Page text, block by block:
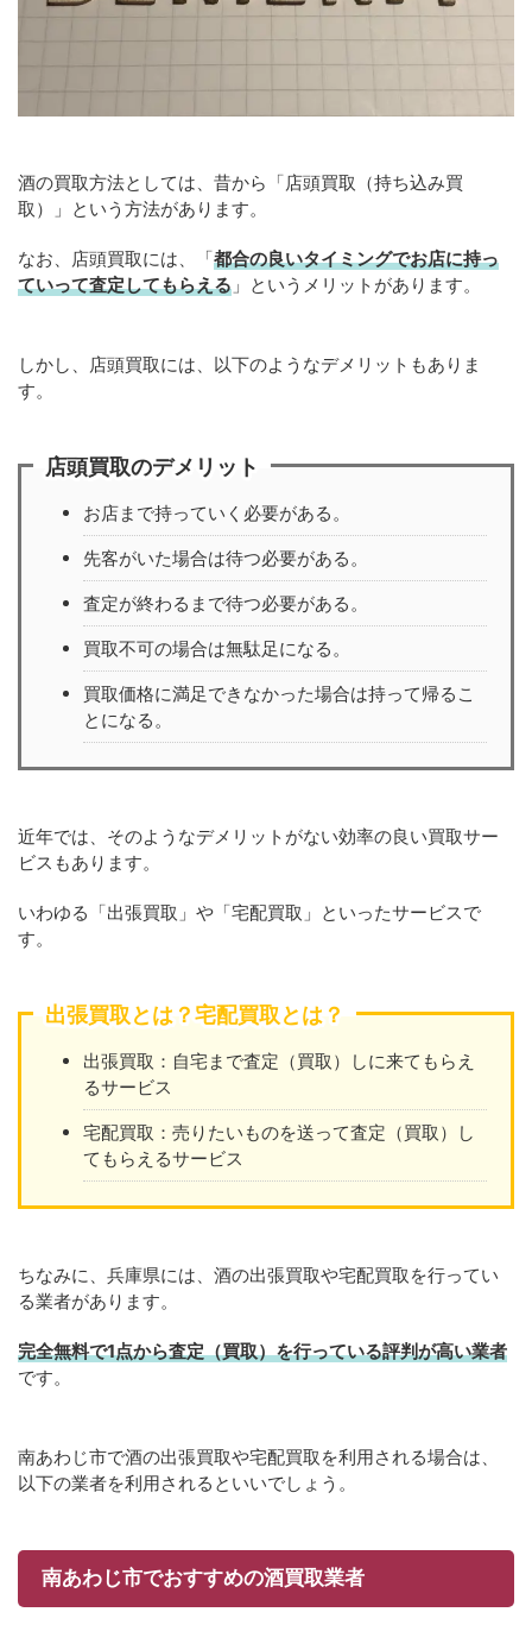
酒の買取方法としては、昔から「店頭買取（持ち込み買
取）」という方法があります。
なお、店頭買取には、「都合の良いタイミングでお店に持っ
ていって査定してもらえる 」というメリットがあります。
しかし、店頭買取には、以下のようなデメリットもありま
す。
店頭買取のデメリット
お店まで持っていく必要がある。
先客がいた場合は待つ必要がある。
査定が終わるまで待つ必要がある。
買取不可の場合は無駄足になる。
買取価格に満足できなかった場合は持って帰るこ
とになる。
近年では、そのようなデメリットがない効率の良い買取サー
ビスもあります。
いわゆる「出張買取」や「宅配買取」といったサービスで
す。
出張買取とは？宅配買取とは？
出張買取：自宅まで査定（買取）しに来てもらえ
るサービス
宅配買取：売りたいものを送って査定（買取）し
てもらえるサービス
ちなみに、兵庫県には、酒の出張買取や宅配買取を行ってい
る業者があります。
完全無料で1点から査定（買取）を行っている評判が高い業者
です。
南あわじ市で酒の出張買取や宅配買取を利用される場合は、
以下の業者を利用されるといいでしょう。
南あわじ市でおすすめの酒買取業者